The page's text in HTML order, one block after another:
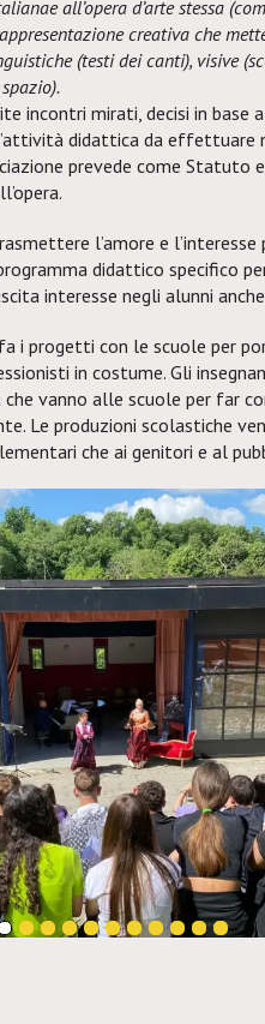
all’opera d’arte stessa
creativa che
(testi dei canti), visive
incontri mirati, decisi in base
didattica da effettuare
prevede come
l’amore e
didattico specifico
interesse negli alunni
i progetti con le scuole per
in costume. Gli
vanno alle scuole per far
Le produzioni scolastiche
che ai genitori e al